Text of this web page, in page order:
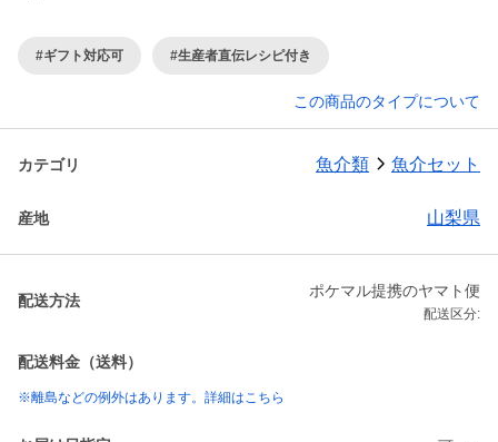
#ギフト対応可 #生産者直伝レシピ付き
この商品のタイプについて
カテゴリ 魚介類 魚介セット
産地 山梨県
配送方法
ポケマル提携のヤマト便
配送区分:
配送料金（送料）
※離島などの例外はあります。詳細はこちら